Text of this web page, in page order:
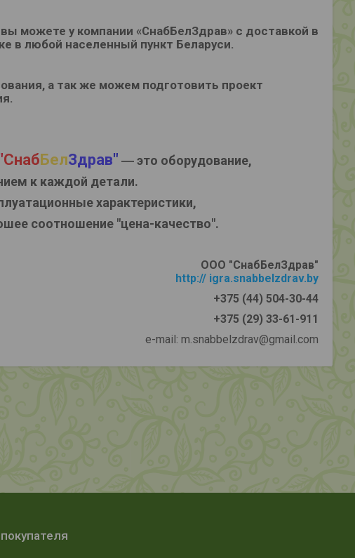
можете у компании «СнабБелЗдрав» с доставкой в
в любой населенный пункт Беларуси.
а так же можем подготовить проект
СнабБелЗдрав" ― это оборудование,
к каждой детали.
характеристики,
соотношение "цена-качество".
ООО "СнабБелЗдрав"
http:// igra.snabbelzdrav.by
+375 (44) 504-30-44
+375 (29) 33-61-911
e-mail: m.snabbelzdrav@gmail.com